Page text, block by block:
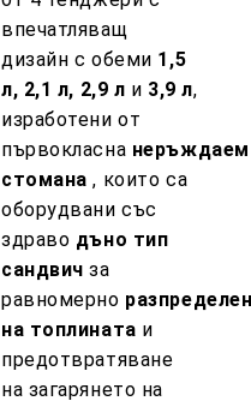
впечатляващ
дизайн с обеми 1,5
л, 2,1 л, 2,9 л и 3,9 л,
изработени от
първокласна
стомана , които са
оборудвани със
здраво дъно тип
сандвич за
равномерно
на топлината и
предотвратяване
на загарянето на